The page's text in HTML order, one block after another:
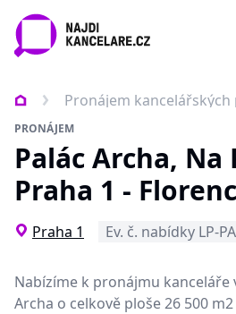
Pronájem
PRONÁJEM
Palác Archa, Na
Praha 1 - Florenc
Praha 1 Ev. č. nabídky LP-
Nabízíme k pronájmu kanceláře
Archa o celkově ploše 26 500